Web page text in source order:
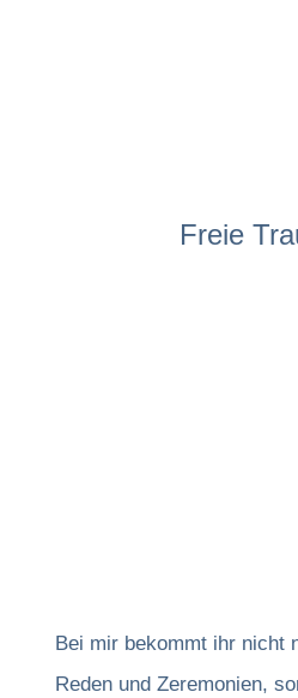
Freie
Bei mir bekommt ihr nicht
Reden und Zeremonien,